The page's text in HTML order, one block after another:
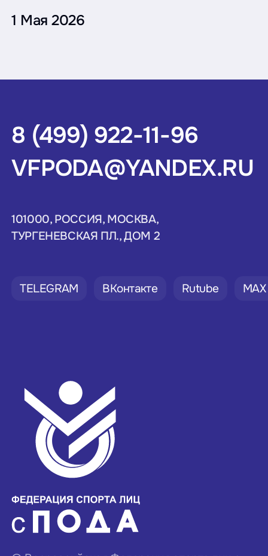
1 Мая 2026
8 (499) 922-11-96
VFPODA@YANDEX.RU
101000, РОССИЯ, МОСКВА,
ТУРГЕНЕВСКАЯ ПЛ., ДОМ 2
TELEGRAM ВКонтакте Rutube MAX